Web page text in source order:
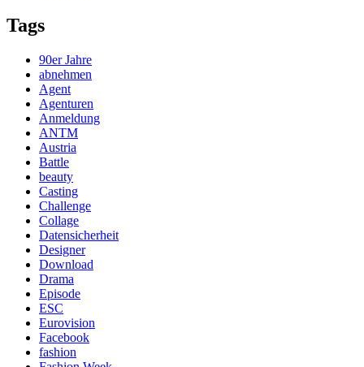
Tags
90er Jahre
abnehmen
Agent
Agenturen
Anmeldung
ANTM
Austria
Battle
beauty
Casting
Challenge
Collage
Datensicherheit
Designer
Download
Drama
Episode
ESC
Eurovision
Facebook
fashion